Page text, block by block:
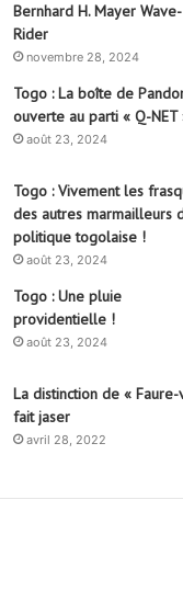
Bernhard H. Mayer Wave-
Rider
novembre 28, 2024
Togo : La boîte de
ouverte au parti « Q-NET
août 23, 2024
Togo : Vivement les
des autres marmailleurs
politique togolaise !
août 23, 2024
Togo : Une pluie
providentielle !
août 23, 2024
La distinction de « Faure-
fait jaser
avril 28, 2022